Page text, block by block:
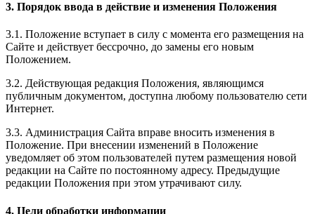
3. Порядок ввода в действие и изменения Положения
3.1. Положение вступает в силу с момента его размещения на
Сайте и действует бессрочно, до замены его новым
Положением.
3.2. Действующая редакция Положения, являющимся
публичным документом, доступна любому пользователю сети
Интернет.
3.3. Администрация Сайта вправе вносить изменения в
Положение. При внесении изменений в Положение
уведомляет об этом пользователей путем размещения новой
редакции на Сайте по постоянному адресу. Предыдущие
редакции Положения при этом утрачивают силу.
4. Цели обработки информации